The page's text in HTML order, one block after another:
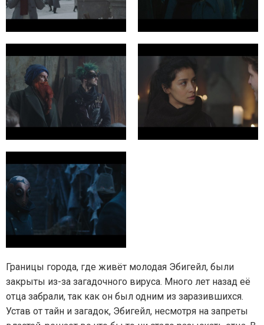
Границы города, где живёт молодая Эбигейл, были
закрыты из-за загадочного вируса. Много лет назад её
отца забрали, так как он был одним из заразившихся.
Устав от тайн и загадок, Эбигейл, несмотря на запреты